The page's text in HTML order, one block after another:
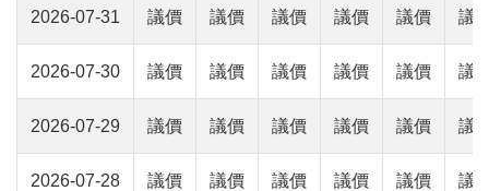
2026-07-31 議價 議價 議價 議價 議價 議
2026-07-30 議價 議價 議價 議價 議價 議
2026-07-29 議價 議價 議價 議價 議價 議
2026-07-28 議價 議價 議價 議價 議價 議